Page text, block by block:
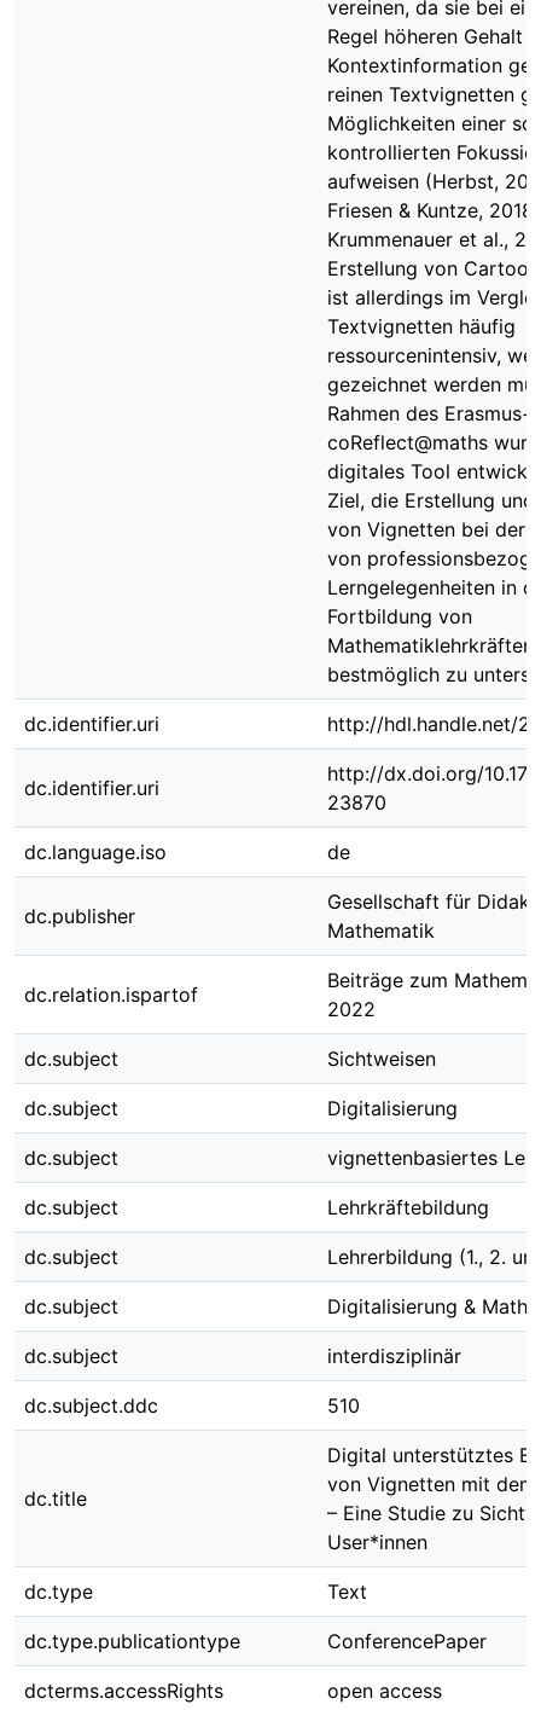
vereinen, da sie bei
Regel höheren Gehalt
Kontextinformation
reinen Textvignetten
Möglichkeiten einer
kontrollierten
aufweisen (Herbst,
Friesen & Kuntze, 2018;
Krummenauer et al.,
Erstellung von
ist allerdings im
Textvignetten häufig
ressourcenintensiv,
gezeichnet werden
Rahmen des
coReflect@maths
digitales Tool
Ziel, die Erstellung
von Vignetten bei der
von
Lerngelegenheiten in
Fortbildung von
Mathematiklehrkräften
bestmöglich zu
dc.identifier.uri http://hdl.handle.net/
dc.identifier.uri
http://dx.doi.org/
23870
dc.language.iso de
dc.publisher
Gesellschaft für
Mathematik
dc.relation.ispartof
Beiträge zum
2022
dc.subject Sichtweisen
dc.subject Digitalisierung
dc.subject vignettenbasiertes
dc.subject Lehrkräftebildung
dc.subject Lehrerbildung (1., 2.
dc.subject Digitalisierung &
dc.subject interdisziplinär
dc.subject.ddc 510
dc.title
Digital unterstütztes
von Vignetten mit dem
– Eine Studie zu
User*innen
dc.type Text
dc.type.publicationtype ConferencePaper
dcterms.accessRights open access